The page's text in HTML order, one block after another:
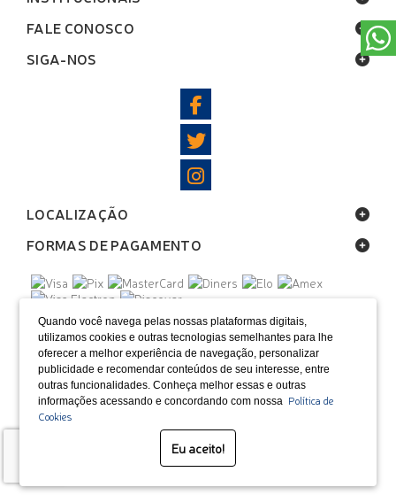
Quando você navega pelas nossas plataformas digitais,
utilizamos cookies e outras tecnologias semelhantes para lhe
oferecer a melhor experiência de navegação, personalizar
publicidade e recomendar conteúdos de seu interesse, entre
outras funcionalidades. Conheça melhor essas e outras
informações acessando e concordando com nossa Política de
Cookies
Eu aceito!
FALE CONOSCO
SIGA-NOS
LOCALIZAÇÃO
FORMAS DE PAGAMENTO
SELOS
Desenvolvido por Bruc Internet